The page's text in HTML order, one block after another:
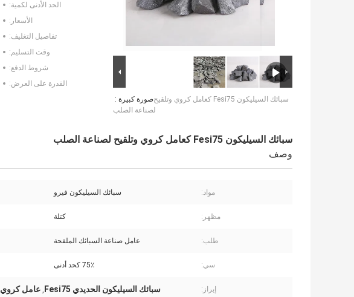
صورة كبيرة :سبائك السيليكون Fesi75 كعامل كروي وتلقيح
لصناعة الصلب
الحد الأدنى لكمية:
الأسعار:
تفاصيل التغليف:
وقت التسليم:
شروط الدفع:
القدرة على العرض:
سبائك السيليكون Fesi75 كعامل كروي وتلقيح لصناعة الصلب
وصف
مواد: سبائك السيليكون فيرو
مظهر: كتلة
طلب: عامل صناعة السبائك الملقحة
سي: 75٪ كحد أدنى
إبراز: سبائك السيليكون الحديدي Fesi75 , عامل كروي Fesi75